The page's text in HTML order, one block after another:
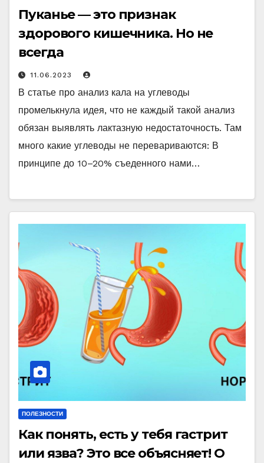
Пуканье — это признак
здорового кишечника. Но не
всегда
11.06.2023
В статье про анализ кала на углеводы
промелькнула идея, что не каждый такой анализ
обязан выявлять лактазную недостаточность. Там
много какие углеводы не перевариваются: В
принципе до 10–20% съеденного нами…
ПОЛЕЗНОСТИ
Как понять, есть у тебя гастрит
или язва? Это все объясняет! О